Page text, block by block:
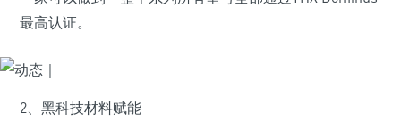
最高认证。
2、黑科技材料赋能